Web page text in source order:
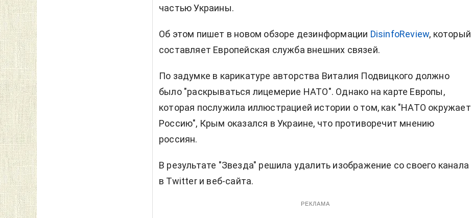
частью Украины.
Об этом пишет в новом обзоре дезинформации DisinfoReview, который
составляет Европейская служба внешних связей.
По задумке в карикатуре авторства Виталия Подвицкого должно
было "раскрываться лицемерие НАТО". Однако на карте Европы,
которая послужила иллюстрацией истории о том, как "НАТО окружает
Россию", Крым оказался в Украине, что противоречит мнению
россиян.
В результате "Звезда" решила удалить изображение со своего канала
в Twitter и веб-сайта.
РЕКЛАМА